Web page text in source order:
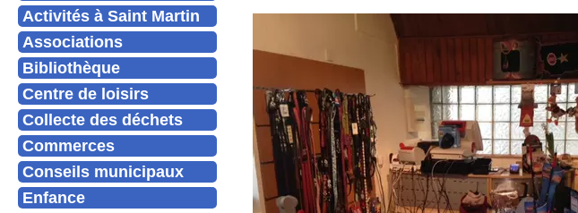
Activités à Saint Martin
Associations
Bibliothèque
Centre de loisirs
Collecte des déchets
Commerces
Conseils municipaux
Enfance